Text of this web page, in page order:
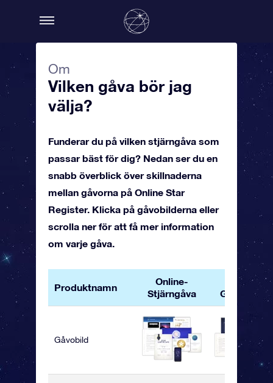
Om
Vilken gåva bör jag
välja?
Funderar du på vilken stjärngåva som
passar bäst för dig? Nedan ser du en
snabb överblick över skillnaderna
mellan gåvorna på Online Star
Register. Klicka på gåvobilderna eller
scrolla ner för att få mer information
om varje gåva.
Produktnamn
Online-
Stjärngåva
OSR
Gåvopaket
Gåvobild